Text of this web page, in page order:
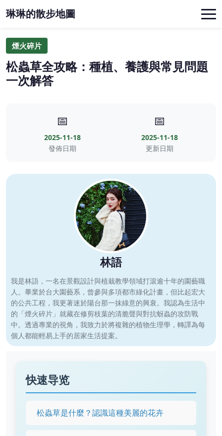
琳琳的散步地圖
煙火碎片
松蟲草全攻略：種植、養護與常見問題
一次解答
📅
2025-11-18
發佈日期
📅
2025-11-18
更新日期
林語
我是林語，一名在景觀設計與植栽教學領域打滾逾十年的園藝職
人。畢業於台大園藝系，曾參與多項都市綠化計畫，但比起宏大
的公共工程，我更著迷於陽台那一抹綠意的興衰。我認為生活中
的「煙火碎片」就藏在修剪枝葉的清脆聲與對抗蚜蟲的攻防戰
中。透過專業的視角，我致力於將複雜的植物生理學，轉譯為每
個人都能輕易上手的居家生活提案。
快速导览
松蟲草是什麼？認識這種美麗的花卉